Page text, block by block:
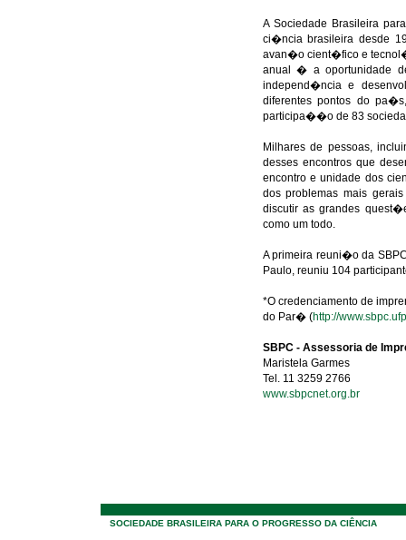
A Sociedade Brasileira
ci�ncia brasileira desde
avan�o cient�fico e
anual � a oportunidade
independ�ncia e
diferentes pontos do
participa��o de 83
Milhares de pessoas,
desses encontros que
encontro e unidade dos
dos problemas mais
discutir as grandes
como um todo.
A primeira reuni�o da
Paulo, reuniu 104
*O credenciamento de
do Par� (http://
SBPC - Assessoria de
Maristela Garmes
Tel. 11 3259 2766
www.sbpcnet.org.br
SOCIEDADE BRASILEIRA PARA O PROGRESSO DA CIÊNCIA